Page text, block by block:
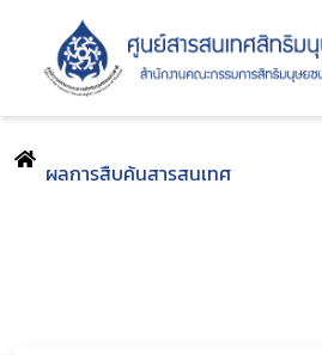
ผลการสืบค้นสารสนเทศ